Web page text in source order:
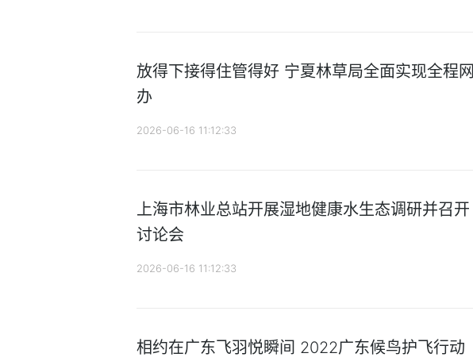
放得下接得住管得好 宁夏林草局全面实现全程网
办
2026-06-16 11:12:33
上海市林业总站开展湿地健康水生态调研并召开
讨论会
2026-06-16 11:12:33
相约在广东飞羽悦瞬间 2022广东候鸟护飞行动